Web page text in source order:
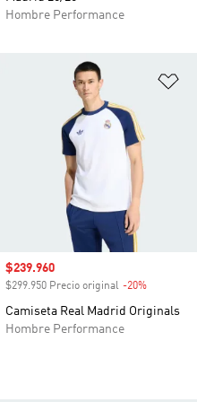
Hombre Performance
a la lista de deseos
Precio de venta
$239.960
$299.950 Precio original -20%
Camiseta Real Madrid Originals
Hombre Performance